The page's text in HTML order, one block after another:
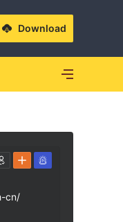
Download
cn/